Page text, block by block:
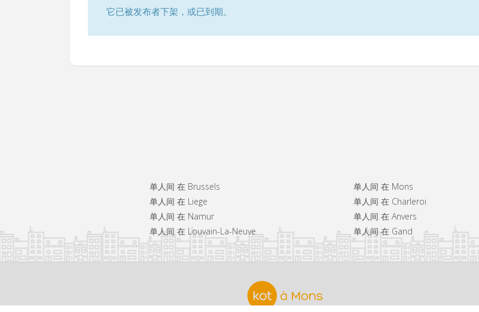
它已被发布者下架，或已到期。
单人间 在 Brussels
单人间 在 Liege
单人间 在 Namur
单人间 在 Louvain-La-Neuve
单人间 在 Mons
单人间 在 Charleroi
单人间 在 Anvers
单人间 在 Gand